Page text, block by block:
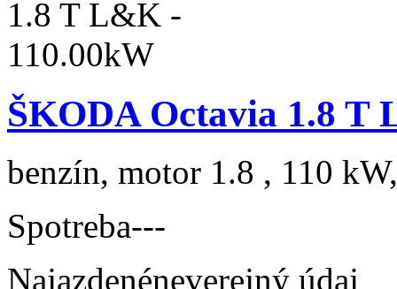
ŠKODA Octavia 1.8 T
benzín, motor 1.8 , 110
Spotreba---
Najazdenéneverejný údaj